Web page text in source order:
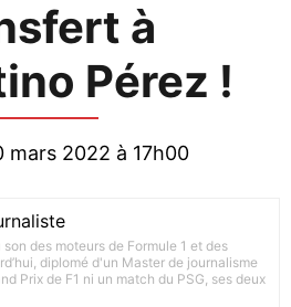
à
Pérez !
mars 2022 à 17h00
des moteurs de Formule 1 et des
diplomé d'un Master de journalisme
Prix de F1 ni un match du PSG, ses deux